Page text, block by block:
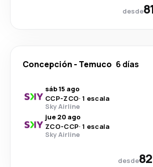
desde
Concepción - Temuco 6 días
sáb 15 ago
CCP-ZCO· 1 escala
Sky Airline
jue 20 ago
ZCO-CCP· 1 escala
Sky Airline
desde